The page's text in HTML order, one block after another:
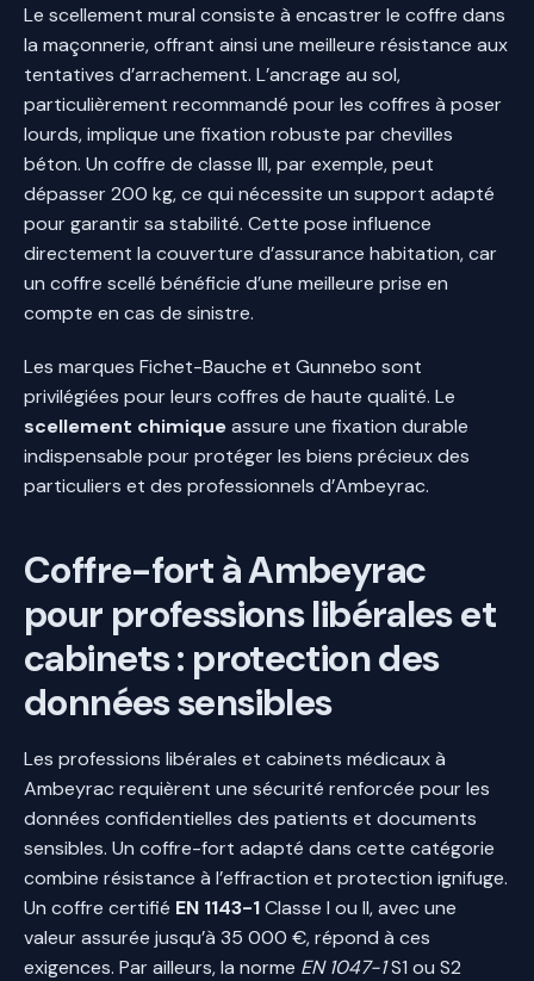
Le scellement mural consiste à encastrer le coffre dans
la maçonnerie, offrant ainsi une meilleure résistance aux
tentatives d’arrachement. L’ancrage au sol,
particulièrement recommandé pour les coffres à poser
lourds, implique une fixation robuste par chevilles
béton. Un coffre de classe III, par exemple, peut
dépasser 200 kg, ce qui nécessite un support adapté
pour garantir sa stabilité. Cette pose influence
directement la couverture d’assurance habitation, car
un coffre scellé bénéficie d’une meilleure prise en
compte en cas de sinistre.
Les marques Fichet-Bauche et Gunnebo sont
privilégiées pour leurs coffres de haute qualité. Le
scellement chimiqueassure une fixation durable
indispensable pour protéger les biens précieux des
particuliers et des professionnels d’Ambeyrac.
Coffre-fort à Ambeyrac
pour professions libérales et
cabinets : protection des
données sensibles
Les professions libérales et cabinets médicaux à
Ambeyrac requièrent une sécurité renforcée pour les
données confidentielles des patients et documents
sensibles. Un coffre-fort adapté dans cette catégorie
combine résistance à l’effraction et protection ignifuge.
Un coffre certifié EN 1143-1Classe I ou II, avec une
valeur assurée jusqu’à 35 000 €, répond à ces
exigences. Par ailleurs, la norme EN 1047-1S1 ou S2